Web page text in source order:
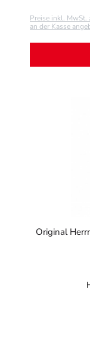
Preise inkl. MwSt.
an der Kasse
Original